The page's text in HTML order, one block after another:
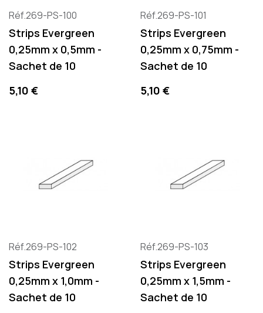
Réf.269-PS-100
Strips Evergreen
0,25mm x 0,5mm -
Sachet de 10
Precio
5,10 €
Réf.269-PS-101
Strips Evergreen
0,25mm x 0,75mm -
Sachet de 10
Precio
5,10 €
Réf.269-PS-102
Strips Evergreen
0,25mm x 1,0mm -
Sachet de 10
Réf.269-PS-103
Strips Evergreen
0,25mm x 1,5mm -
Sachet de 10